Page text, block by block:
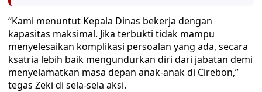
“Kami menuntut Kepala Dinas bekerja dengan
kapasitas maksimal. Jika terbukti tidak mampu
menyelesaikan komplikasi persoalan yang ada, secara
ksatria lebih baik mengundurkan diri dari jabatan demi
menyelamatkan masa depan anak-anak di Cirebon,”
tegas Zeki di sela-sela aksi.